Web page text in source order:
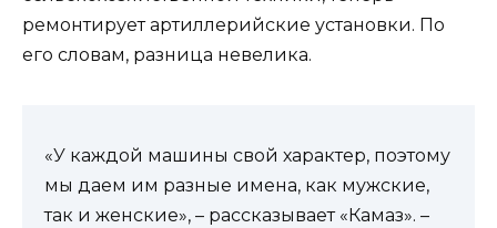
ремонтирует артиллерийские установки. По
его словам, разница невелика.
«У каждой машины свой характер, поэтому
мы даем им разные имена, как мужские,
так и женские», – рассказывает «Камаз». –